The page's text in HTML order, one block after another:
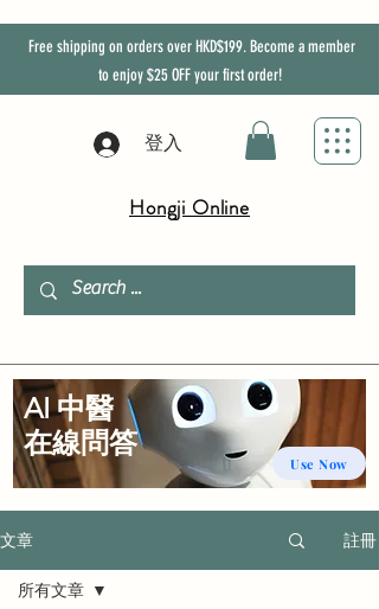
Free shipping on orders over HKD$199. Become a member
to enjoy$25 OFFyour first order!
登入
Hongji Online
文章 註冊
所有文章
Use Now
AI 中醫
​在線問答